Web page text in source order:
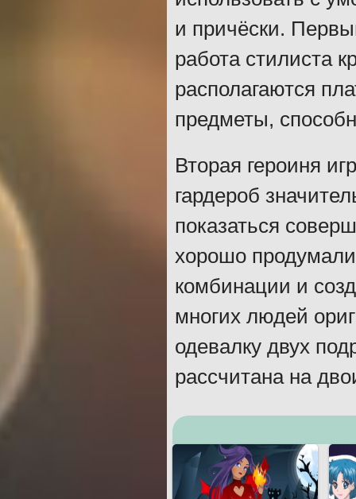
и причёски.
работа стилиста
располагаются
предметы,
Вторая героиня
гардероб
показаться
хорошо
комбинации и
многих людей
одевалку двух
рассчитана на